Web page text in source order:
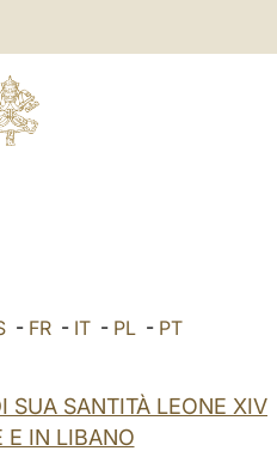
- FR - IT - PL - PT
SUA SANTITÀ LEONE XIV
E IN LIBANO